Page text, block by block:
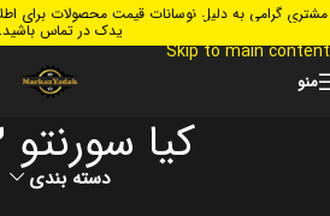
Skip to navigation
Skip to main content
مشتری گرامی به دلیل نوسانات قیمت محصولات برای
یدک در تماس باشید.
منو
کیا سورنتو ۲۰۱۳
دسته بندی